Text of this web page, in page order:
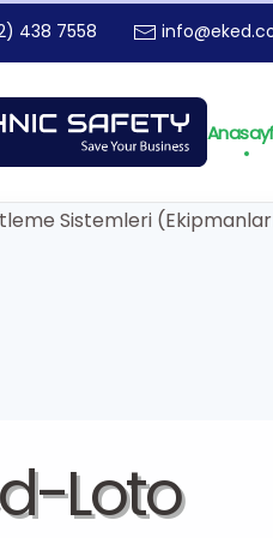
438 7558
Loto